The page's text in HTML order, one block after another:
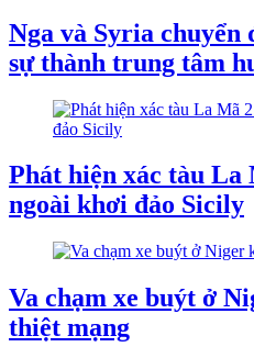
Nga và Syria chuyển
sự thành trung tâm
Phát hiện xác tàu La
ngoài khơi đảo Sicily
Va chạm xe buýt ở
thiệt mạng